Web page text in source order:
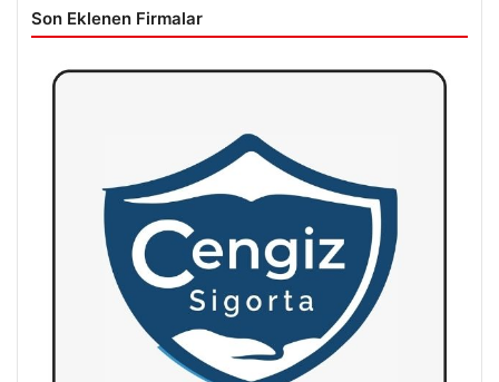
Son Eklenen Firmalar